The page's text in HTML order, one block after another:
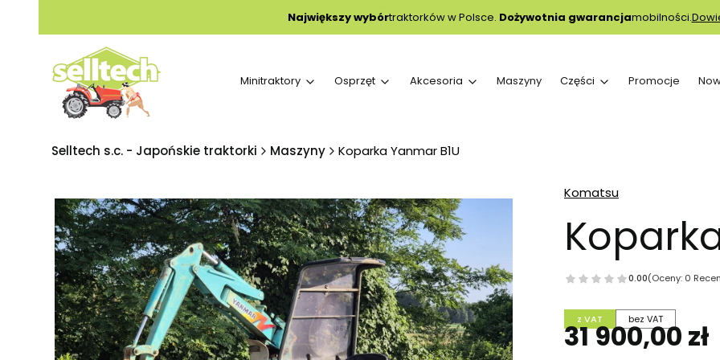
Największy wybórtraktorków w Polsce. Dożywotnia gwarancjamobilności.
Minitraktory Osprzęt Akcesoria Maszyny Części Promocje
Selltech s.c. - Japońskie traktorki Maszyny Koparka Yanmar B1U
Komatsu
0.00(Oceny: 0
z VAT bez VAT
Cena
31 900,00 zł